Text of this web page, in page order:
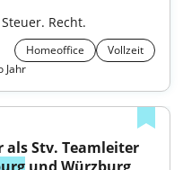
Steuer. Recht.
Homeoffice
Vollzeit
Jahr
Stv. Teamleiter